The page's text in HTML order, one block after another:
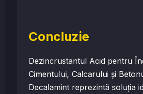
Concluzie
Dezincrustantul Acid pentru
Cimentului, Calcarului și
Decalamint reprezintă soluția